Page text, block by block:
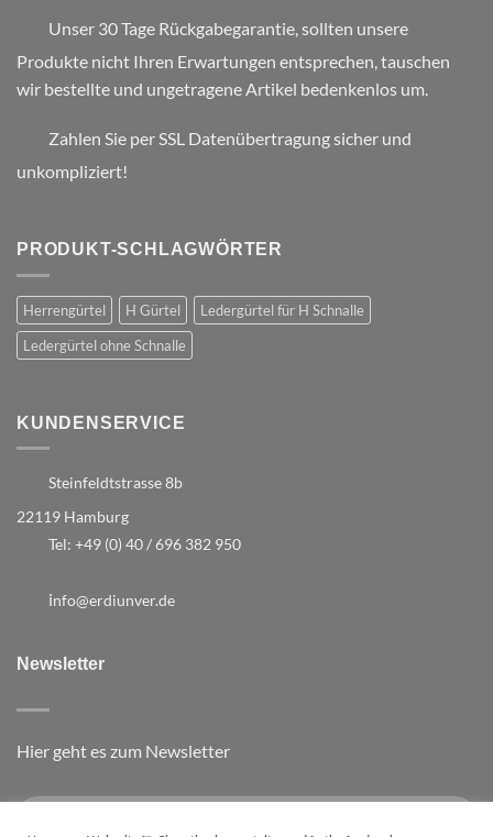
Unser 30 Tage Rückgabegarantie, sollten unsere
Produkte nicht Ihren Erwartungen entsprechen, tauschen
wir bestellte und ungetragene Artikel bedenkenlos um.
Zahlen Sie per SSL Datenübertragung sicher und
unkompliziert!
PRODUKT-SCHLAGWÖRTER
Herrengürtel H Gürtel
Ledergürtel für H Schnalle
Ledergürtel ohne Schnalle
KUNDENSERVICE
Steinfeldtstrasse 8b
22119 Hamburg
Tel: +49 (0) 40 / 696 382 950
info@erdiunver.de
Newsletter
Hier geht es zum Newsletter